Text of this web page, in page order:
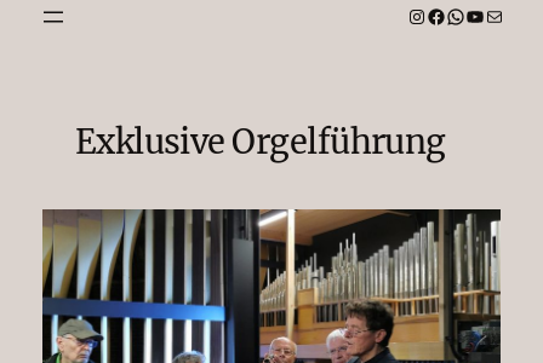
Instagram
Facebook
WhatsApp
E-Mail
Exklusive Orgelführung